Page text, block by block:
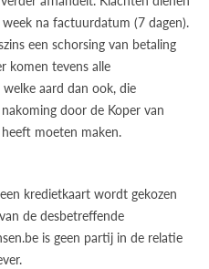
na factuurdatum (7 dagen).
een schorsing van betaling
komen tevens alle
aard dan ook, die
door de Koper van
moeten maken.
kredietkaart wordt gekozen
de desbetreffende
is geen partij in de relatie